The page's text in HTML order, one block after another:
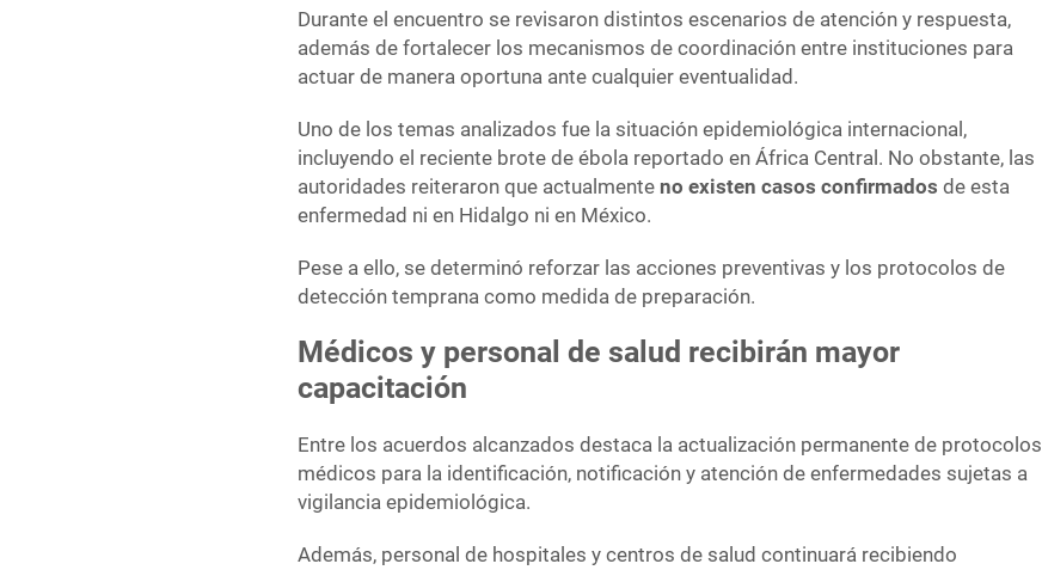
Durante el encuentro se revisaron distintos escenarios de atención y respuesta,
además de fortalecer los mecanismos de coordinación entre instituciones para
actuar de manera oportuna ante cualquier eventualidad.
Uno de los temas analizados fue la situación epidemiológica internacional,
incluyendo el reciente brote de ébola reportado en África Central. No obstante, las
autoridades reiteraron que actualmente no existen casos confirmados de esta
enfermedad ni en Hidalgo ni en México.
Pese a ello, se determinó reforzar las acciones preventivas y los protocolos de
detección temprana como medida de preparación.
Médicos y personal de salud recibirán mayor
capacitación
Entre los acuerdos alcanzados destaca la actualización permanente de protocolos
médicos para la identificación, notificación y atención de enfermedades sujetas a
vigilancia epidemiológica.
Además, personal de hospitales y centros de salud continuará recibiendo